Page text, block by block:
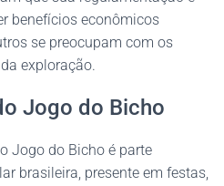
benefícios econômicos
se preocupam com os
exploração.
Jogo do Bicho
Jogo do Bicho é parte
brasileira, presente em festas,